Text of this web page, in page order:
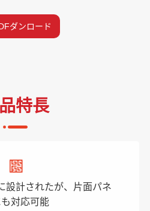
ダンロード
特長
設計されたが、片面パネ
も対応可能